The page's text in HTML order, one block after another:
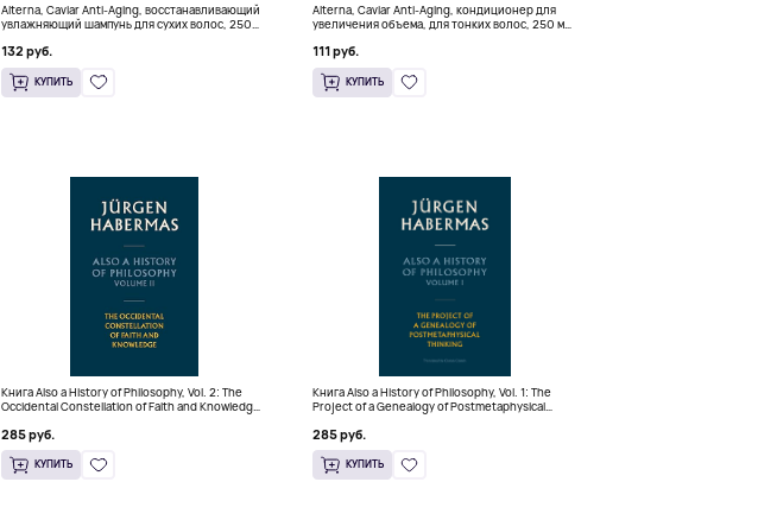
Alterna, Caviar Anti-Aging, восстанавливающий
увлажняющий шампунь для сухих волос, 250
132 руб.
КУПИТЬ
Alterna, Caviar Anti-Aging, кондиционер для
увеличения объема, для тонких волос, 250 мл
111 руб.
КУПИТЬ
Книга Also a History of Philosophy, Vol. 2: The
Occidental Constellation of Faith and Knowledge
285 руб.
КУПИТЬ
Книга Also a History of Philosophy, Vol. 1: The
Project of a Genealogy of Postmetaphysical
285 руб.
КУПИТЬ